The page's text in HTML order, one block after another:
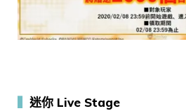
迷你 Live Stage